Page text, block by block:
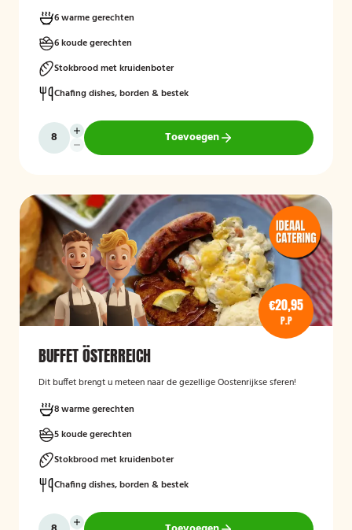
6 warme gerechten
6 koude gerechten
Stokbrood met kruidenboter
Chafing dishes, borden & bestek
Toevoegen
€20,95
P.P
BUFFET ÖSTERREICH
Dit buffet brengt u meteen naar de gezellige Oostenrijkse sferen!
8 warme gerechten
5 koude gerechten
Stokbrood met kruidenboter
Chafing dishes, borden & bestek